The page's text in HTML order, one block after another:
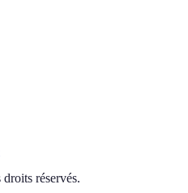
droits réservés.